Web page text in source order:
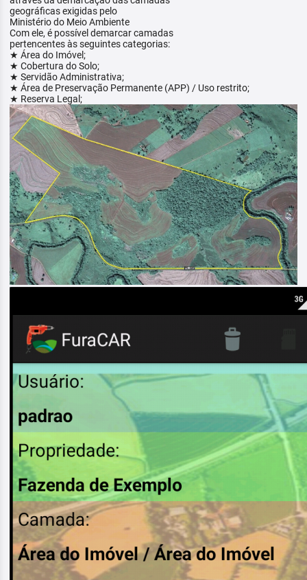
geográficas exigidas pelo
Ministério do Meio Ambiente
Com ele, é possível demarcar camadas
pertencentes às seguintes categorias:
★ Área do Imóvel;
★ Cobertura do Solo;
★ Servidão Administrativa;
★ Área de Preservação Permanente (APP) / Uso restrito;
★ Reserva Legal;